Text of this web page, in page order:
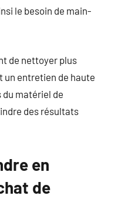
le besoin de main-
de nettoyer plus
un entretien de haute
matériel de
des résultats
en
de